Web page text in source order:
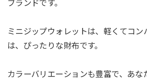
ブランドです。
ミニジップウォレットは、軽くてコン
は、ぴったりな財布です。
カラーバリエーションも豊富で、あな